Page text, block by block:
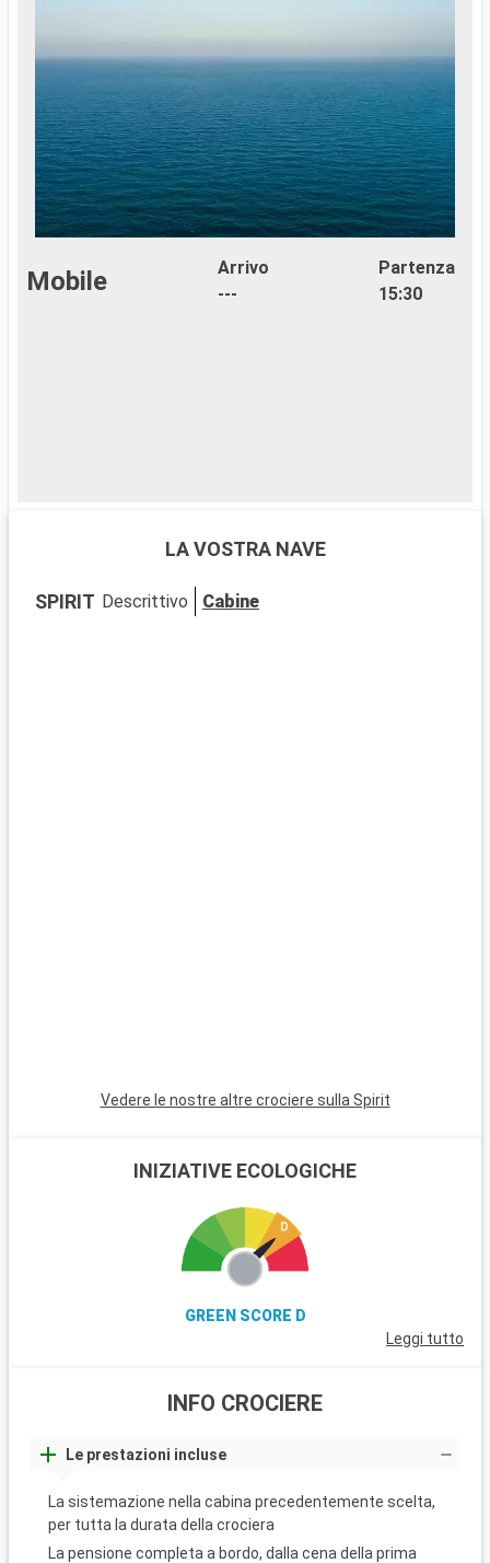
Mobile
Arrivo
---
Partenza
15:30
LA VOSTRA NAVE
SPIRIT Descrittivo Cabine
Vedere le nostre altre crociere sulla Spirit
INIZIATIVE ECOLOGICHE
GREEN SCORE D
Leggi tutto
INFO CROCIERE
Le prestazioni incluse
La sistemazione nella cabina precedentemente scelta,
per tutta la durata della crociera
La pensione completa a bordo, dalla cena della prima